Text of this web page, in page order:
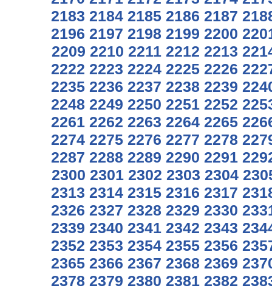
2183 2184 2185 2186 2187
2196 2197 2198 2199 2200
2209 2210 2211 2212 2213
2222 2223 2224 2225 2226
2235 2236 2237 2238 2239
2248 2249 2250 2251 2252
2261 2262 2263 2264 2265
2274 2275 2276 2277 2278
2287 2288 2289 2290 2291
2300 2301 2302 2303 2304
2313 2314 2315 2316 2317
2326 2327 2328 2329 2330
2339 2340 2341 2342 2343
2352 2353 2354 2355 2356
2365 2366 2367 2368 2369
2378 2379 2380 2381 2382